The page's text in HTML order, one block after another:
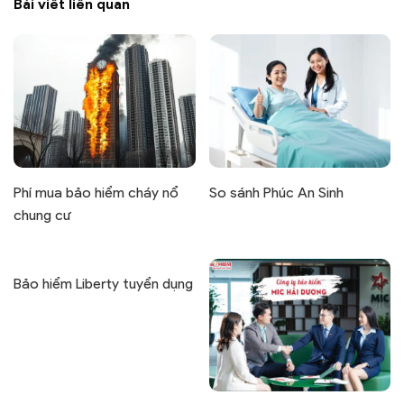
Bài viết liên quan
Phí mua bảo hiểm cháy nổ
chung cư
So sánh Phúc An Sinh
Bảo hiểm Liberty tuyển dụng